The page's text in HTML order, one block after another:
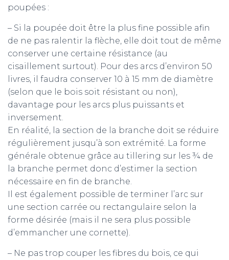
poupées :
– Si la poupée doit être la plus fine possible afin
de ne pas ralentir la flèche, elle doit tout de même
conserver une certaine résistance (au
cisaillement surtout). Pour des arcs d’environ 50
livres, il faudra conserver 10 à 15 mm de diamètre
(selon que le bois soit résistant ou non),
davantage pour les arcs plus puissants et
inversement.
En réalité, la section de la branche doit se réduire
régulièrement jusqu’à son extrémité. La forme
générale obtenue grâce au tillering sur les ¾ de
la branche permet donc d’estimer la section
nécessaire en fin de branche.
Il est également possible de terminer l’arc sur
une section carrée ou rectangulaire selon la
forme désirée (mais il ne sera plus possible
d’emmancher une cornette).
– Ne pas trop couper les fibres du bois, ce qui